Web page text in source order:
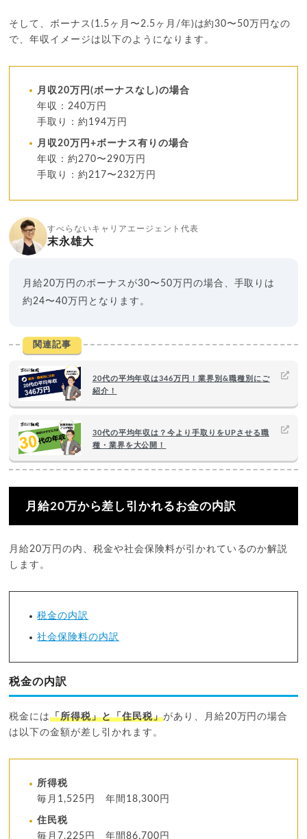
そして、ボーナス(1.5ヶ月〜2.5ヶ月/年)は約30〜50万円なの
で、年収イメージは以下のようになります。
月収20万円(ボーナスなし)の場合
年収：240万円
手取り：約194万円
月収20万円+ボーナス有りの場合
年収：約270〜290万円
手取り：約217〜232万円
すべらないキャリアエージェント代表
末永雄大
月給20万円のボーナスが30〜50万円の場合、手取りは
約24〜40万円となります。
関連記事
20代の平均年収は346万円！業界別&職種別にご
紹介！
30代の平均年収は？今より手取りをUPさせる職
種・業界を大公開！
月給20万から差し引かれるお金の内訳
月給20万円の内、税金や社会保険料が引かれているのか解説
します。
税金の内訳
社会保険料の内訳
税金の内訳
税金には「所得税」と「住民税」があり、月給20万円の場合
は以下の金額が差し引かれます。
所得税
毎月1,525円 年間18,300円
住民税
毎月7,225円 年間86,700円